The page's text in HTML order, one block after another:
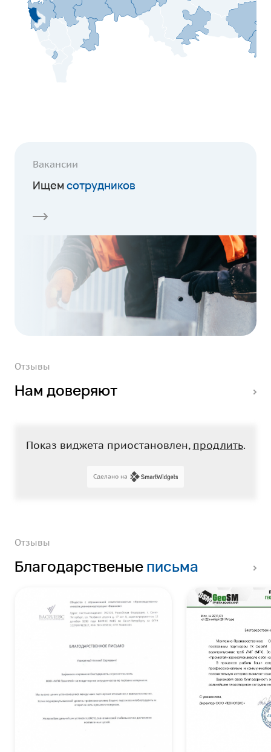
Вакансии
Ищемсотрудников
Отзывы
Нам доверяют
Показ виджета приостановлен, продлить.
Сделано на
Отзывы
Благодарственыеписьма